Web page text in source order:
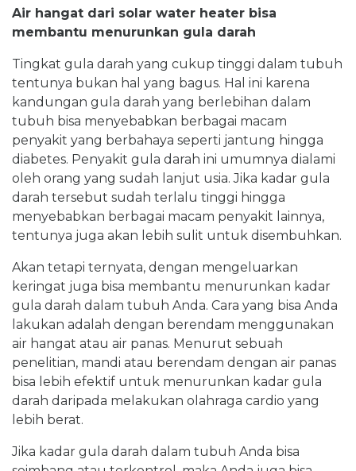
Air hangat dari solar water heater bisa
membantu menurunkan gula darah
Tingkat gula darah yang cukup tinggi dalam tubuh
tentunya bukan hal yang bagus. Hal ini karena
kandungan gula darah yang berlebihan dalam
tubuh bisa menyebabkan berbagai macam
penyakit yang berbahaya seperti jantung hingga
diabetes. Penyakit gula darah ini umumnya dialami
oleh orang yang sudah lanjut usia. Jika kadar gula
darah tersebut sudah terlalu tinggi hingga
menyebabkan berbagai macam penyakit lainnya,
tentunya juga akan lebih sulit untuk disembuhkan.
Akan tetapi ternyata, dengan mengeluarkan
keringat juga bisa membantu menurunkan kadar
gula darah dalam tubuh Anda. Cara yang bisa Anda
lakukan adalah dengan berendam menggunakan
air hangat atau air panas. Menurut sebuah
penelitian, mandi atau berendam dengan air panas
bisa lebih efektif untuk menurunkan kadar gula
darah daripada melakukan olahraga cardio yang
lebih berat.
Jika kadar gula darah dalam tubuh Anda bisa